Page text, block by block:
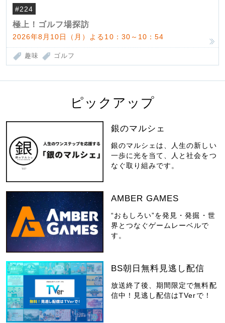
#224
極上！ゴルフ場探訪
2026年8月10日（月）よる10：30～10：54
趣味 ゴルフ
ピックアップ
銀のマルシェ
銀のマルシェは、人生の新しい
一歩に光を当て、人と社会をつ
なぐ取り組みです。
AMBER GAMES
“おもしろい”を発見・発掘・世
界とつなぐゲームレーベルで
す。
BS朝日無料見逃し配信
放送終了後、期間限定で無料配
信中！見逃し配信はTVerで！